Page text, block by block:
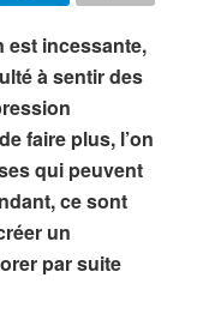
est incessante,
à sentir des
faire plus, l’on
qui peuvent
ce sont
un
par suite